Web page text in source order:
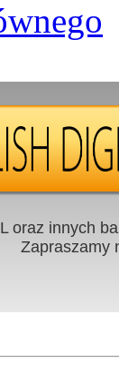
oraz innych
Zapraszamy